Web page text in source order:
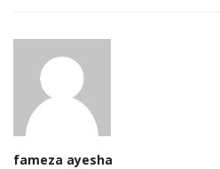
fameza ayesha